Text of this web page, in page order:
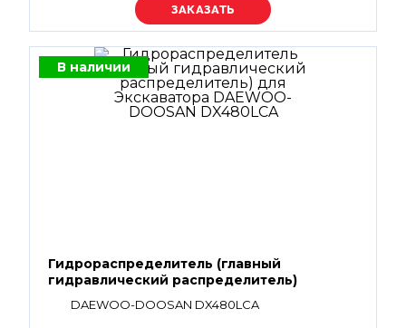
Уточняйте цену
В наличии
Гидрораспределитель (главный
гидравлический распределитель)
DAEWOO-DOOSAN DX480LCA